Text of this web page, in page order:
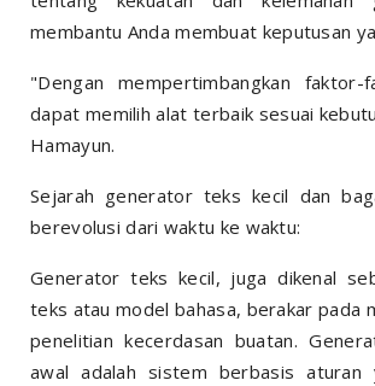
membantu Anda membuat keputusan
"Dengan mempertimbangkan
dapat memilih alat terbaik sesuai
Hamayun.
Sejarah generator teks kecil dan
berevolusi dari waktu ke waktu:
Generator teks kecil, juga dikenal
teks atau model bahasa, berakar pada
penelitian kecerdasan buatan.
awal adalah sistem berbasis aturan